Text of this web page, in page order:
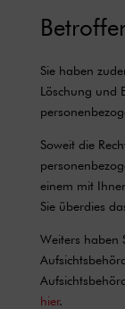
Sie haben
Löschung und
Soweit die
einem mit
Sie überdies
Weiters haben
hier.